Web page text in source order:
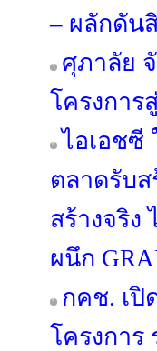
– ผลักดัน
ศุภาลัย
โครงการ
ไอเอชซี
ตลาดรับ
สร้างจริง
ผนึก
กคช. เปิ
โครงการ